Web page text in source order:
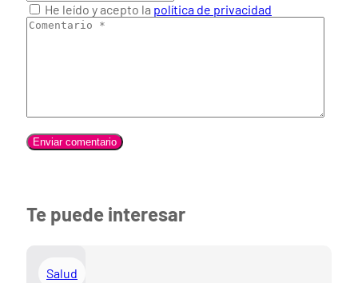
He leído y acepto la política de privacidad
Te puede interesar
Salud